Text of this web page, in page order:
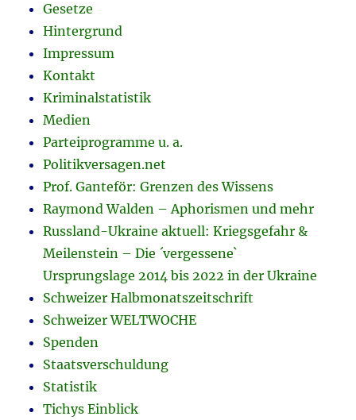
Gesetze
Hintergrund
Impressum
Kontakt
Kriminalstatistik
Medien
Parteiprogramme u. a.
Politikversagen.net
Prof. Ganteför: Grenzen des Wissens
Raymond Walden – Aphorismen und mehr
Russland-Ukraine aktuell: Kriegsgefahr &
Meilenstein – Die ´vergessene`
Ursprungslage 2014 bis 2022 in der Ukraine
Schweizer Halbmonatszeitschrift
Schweizer WELTWOCHE
Spenden
Staatsverschuldung
Statistik
Tichys Einblick